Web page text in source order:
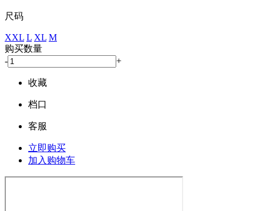
尺码
XXL L XL M
购买数量
-
+
收藏
档口
客服
立即购买
加入购物车